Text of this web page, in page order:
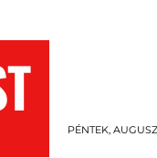
PÉNTEK,